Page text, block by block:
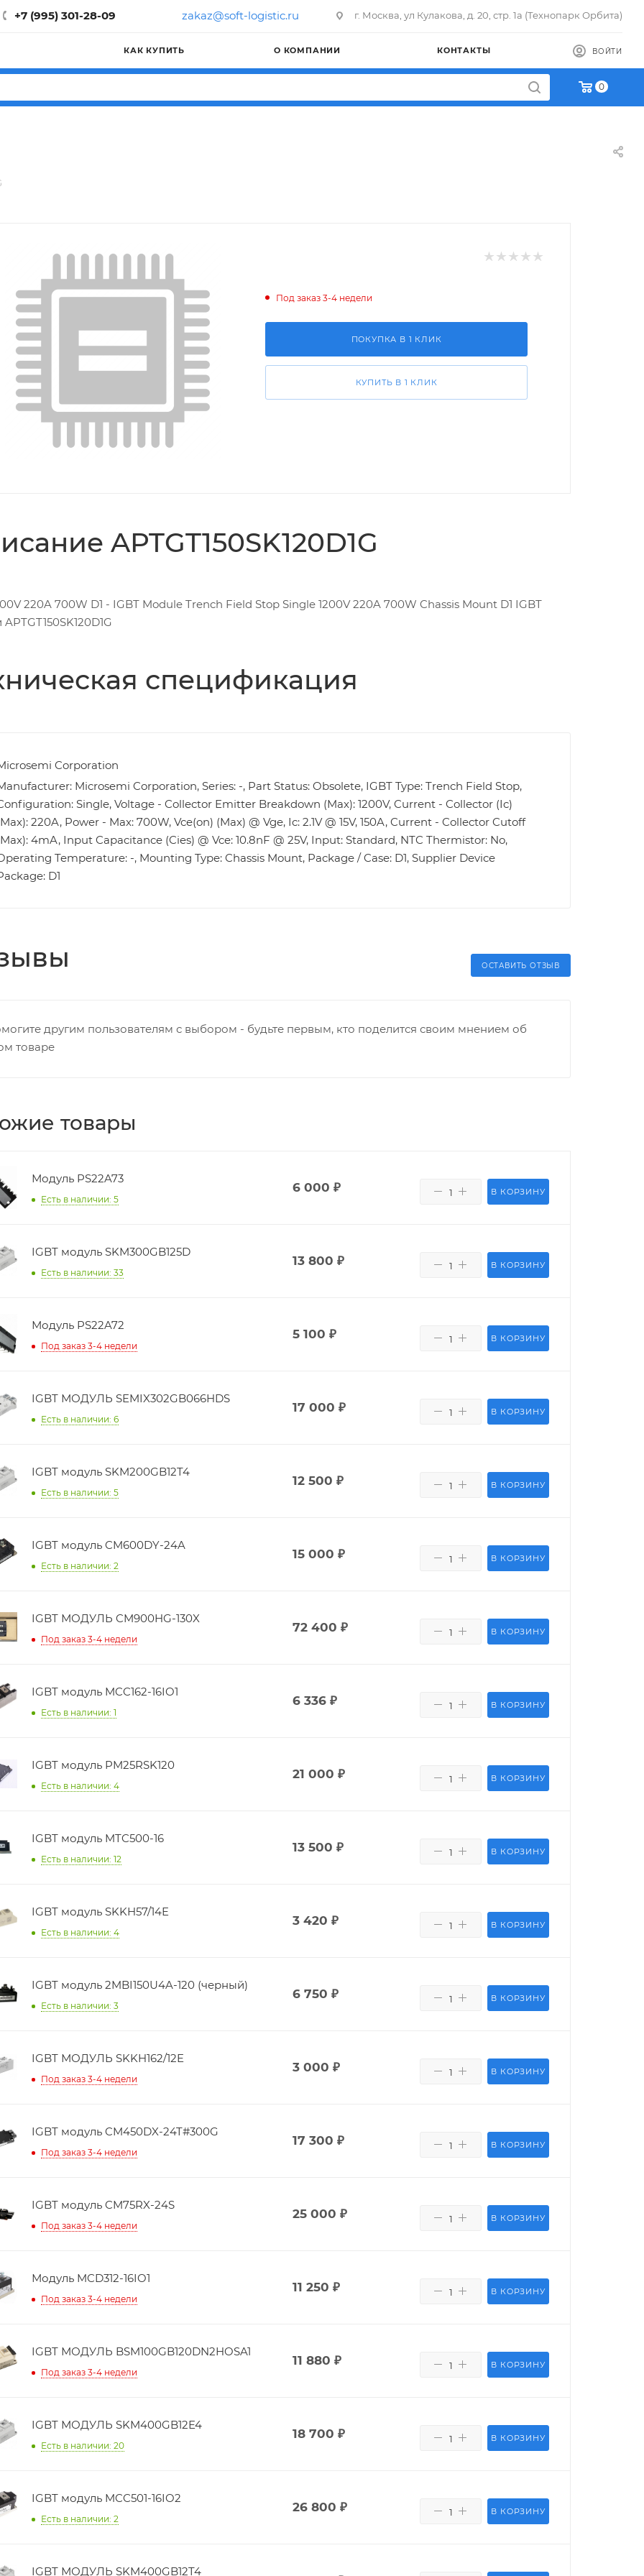
+7 (995) 301-28-09 zakaz@soft-logistic.ru г. Москва, ул Кулакова, д. 20, стр. 1а (Технопарк Орбита)
КАК КУПИТЬ О КОМПАНИИ КОНТАКТЫ ВОЙТИ
0
Под заказ 3-4 недели
ПОКУПКА В 1 КЛИК
КУПИТЬ В 1 КЛИК
APTGT150SK120D1G
220A 700W D1 - IGBT Module Trench Field Stop Single 1200V 220A 700W Chassis Mount D1 IGBT
спецификация
Corporation
Microsemi Corporation, Series: -, Part Status: Obsolete, IGBT Type: Trench Field Stop,
Single, Voltage - Collector Emitter Breakdown (Max): 1200V, Current - Collector (Ic)
220A, Power - Max: 700W, Vce(on) (Max) @ Vge, Ic: 2.1V @ 15V, 150A, Current - Collector Cutoff
4mA, Input Capacitance (Cies) @ Vce: 10.8nF @ 25V, Input: Standard, NTC Thermistor: No,
Temperature: -, Mounting Type: Chassis Mount, Package / Case: D1, Supplier Device
D1
ОСТАВИТЬ ОТЗЫВ
другим пользователям с выбором - будьте первым, кто поделится своим мнением об
товаре
товары
Модуль PS22A73
Есть в наличии: 5
6 000 ₽ В КОРЗИНУ
IGBT модуль SKM300GB125D
Есть в наличии: 33
13 800 ₽ В КОРЗИНУ
Модуль PS22A72
Под заказ 3-4 недели
5 100 ₽ В КОРЗИНУ
IGBT МОДУЛЬ SEMIX302GB066HDS
Есть в наличии: 6
17 000 ₽ В КОРЗИНУ
IGBT модуль SKM200GB12T4
Есть в наличии: 5
12 500 ₽ В КОРЗИНУ
IGBT модуль CM600DY-24A
Есть в наличии: 2
15 000 ₽ В КОРЗИНУ
IGBT МОДУЛЬ CM900HG-130X
Под заказ 3-4 недели
72 400 ₽ В КОРЗИНУ
IGBT модуль MCC162-16IO1
Есть в наличии: 1
6 336 ₽ В КОРЗИНУ
IGBT модуль PM25RSK120
Есть в наличии: 4
21 000 ₽ В КОРЗИНУ
IGBT модуль MTC500-16
Есть в наличии: 12
13 500 ₽ В КОРЗИНУ
IGBT модуль SKKH57/14E
Есть в наличии: 4
3 420 ₽ В КОРЗИНУ
IGBT модуль 2MBI150U4A-120 (черный)
Есть в наличии: 3
6 750 ₽ В КОРЗИНУ
IGBT МОДУЛЬ SKKH162/12E
Под заказ 3-4 недели
3 000 ₽ В КОРЗИНУ
IGBT модуль CM450DX-24T#300G
Под заказ 3-4 недели
17 300 ₽ В КОРЗИНУ
IGBT модуль CM75RX-24S
Под заказ 3-4 недели
25 000 ₽ В КОРЗИНУ
Модуль MCD312-16IO1
Под заказ 3-4 недели
11 250 ₽ В КОРЗИНУ
IGBT МОДУЛЬ BSM100GB120DN2HOSA1
Под заказ 3-4 недели
11 880 ₽ В КОРЗИНУ
IGBT МОДУЛЬ SKM400GB12E4
Есть в наличии: 20
18 700 ₽ В КОРЗИНУ
IGBT модуль MCC501-16IO2
Есть в наличии: 2
26 800 ₽ В КОРЗИНУ
IGBT МОДУЛЬ SKM400GB12T4